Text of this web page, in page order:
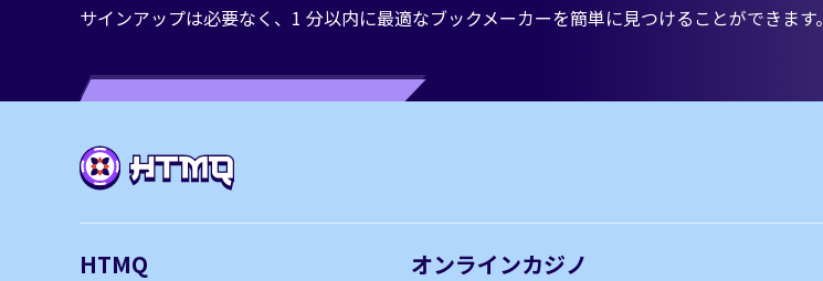
サインアップは必要なく、1 分以内に最適なブックメーカーを簡単に見つけることができます。
HTMQ オンラインカジノ